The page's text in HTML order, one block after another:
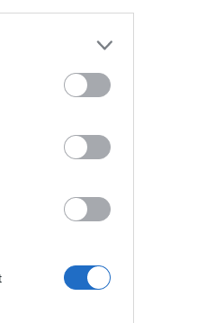
barriera affidabile contro
leggero, i grembiuli sono
modo efficiente.
i grembiuli garantiscono